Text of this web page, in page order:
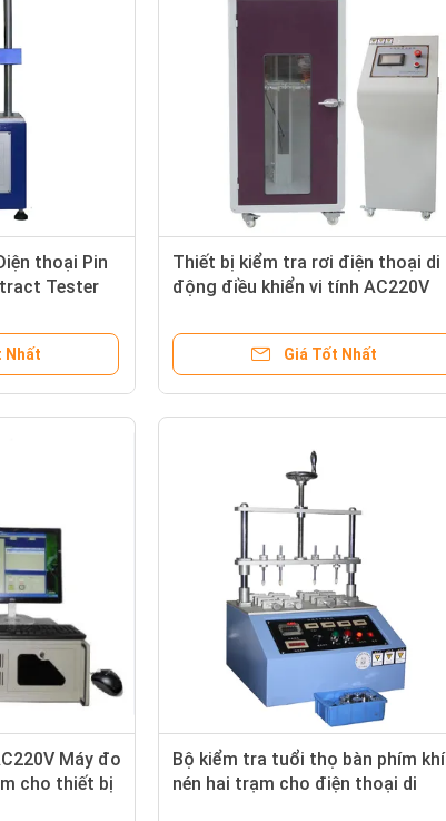
thoại Pin
Tester
Nhất
Thiết bị kiểm tra rơi điện thoại di
động điều khiển vi tính AC220V
Giá Tốt Nhất
Máy đo
cho thiết bị
Bộ kiểm tra tuổi thọ bàn phím khí
nén hai trạm cho điện thoại di